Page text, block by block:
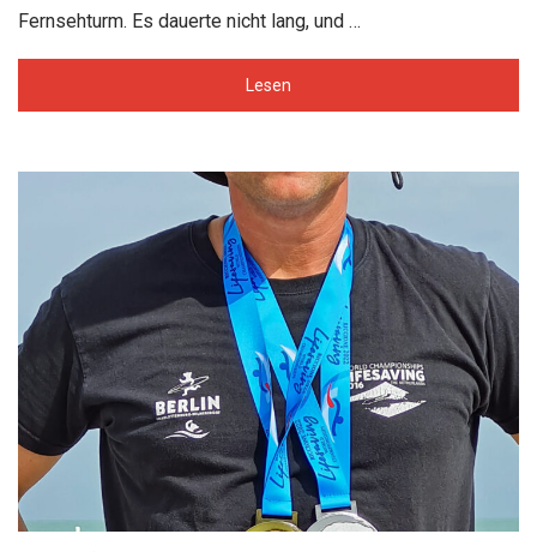
Fernsehturm. Es dauerte nicht lang, und …
Lesen